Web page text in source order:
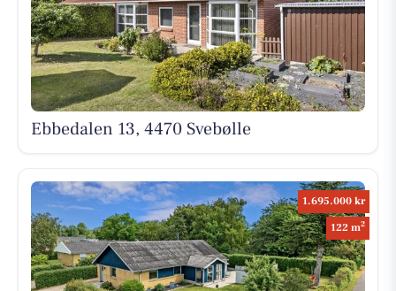
Ebbedalen 13, 4470 Svebølle
1.695.000 kr
122 m2